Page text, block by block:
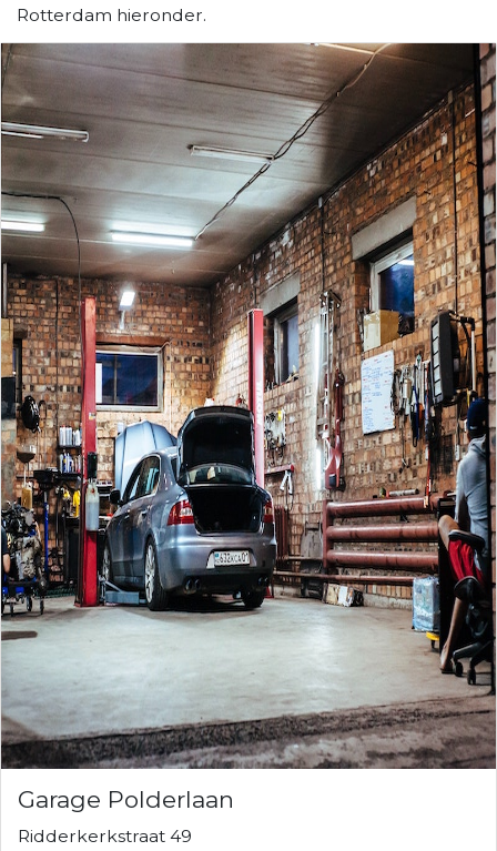
Rotterdam hieronder.
Garage Polderlaan
Ridderkerkstraat 49